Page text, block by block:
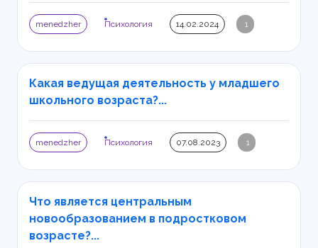
menedzher Психология 14.02.2024 1
Какая ведущая деятельность у младшего
школьного возраста?...
menedzher Психология 07.08.2023 1
Что является центральным
новообразованием в подростковом
возрасте?...